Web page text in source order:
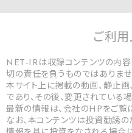
ご利
NET-IRは収録コンテンツの内容
切の責任を負うものではありませ
本サイト上に掲載の動画、静止
であり、その後、変更されている
最新の情報は、会社のHPをご覧
なお、本コンテンツは投資勧誘の